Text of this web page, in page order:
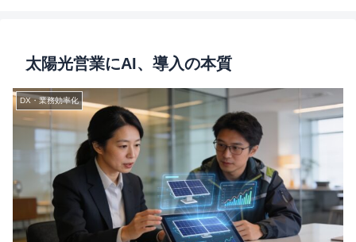
太陽光営業にAI、導入の本質
DX・業務効率化